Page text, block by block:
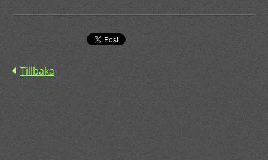
Tillbaka